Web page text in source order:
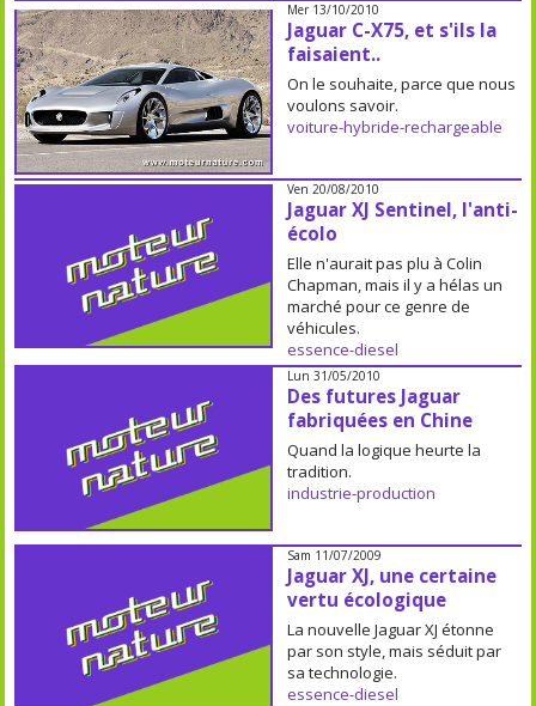
Mer 13/10/2010
Jaguar C-X75, et s'ils la
faisaient..
On le souhaite, parce que nous
voulons savoir.
voiture-hybride-rechargeable
Ven 20/08/2010
Jaguar XJ Sentinel, l'anti-
écolo
Elle n'aurait pas plu à Colin
Chapman, mais il y a hélas un
marché pour ce genre de
véhicules.
essence-diesel
Lun 31/05/2010
Des futures Jaguar
fabriquées en Chine
Quand la logique heurte la
tradition.
industrie-production
Sam 11/07/2009
Jaguar XJ, une certaine
vertu écologique
La nouvelle Jaguar XJ étonne
par son style, mais séduit par
sa technologie.
essence-diesel